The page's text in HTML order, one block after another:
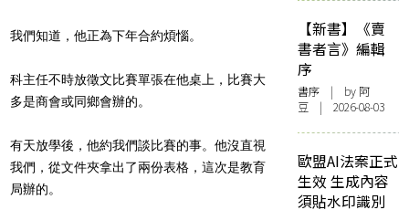
我們知道，他正為下年合約煩惱。
科主任不時放徵文比賽單張在他桌上，比賽大
多是商會或同鄉會辦的。
有天放學後，他約我們談比賽的事。他沒直視
我們，從文件夾拿出了兩份表格，這次是教育
局辦的。
【新書】《賣
書者言》編輯
序
書序 | by 阿
豆 | 2026-08-03
歐盟AI法案正式
生效 生成內容
須貼水印識別